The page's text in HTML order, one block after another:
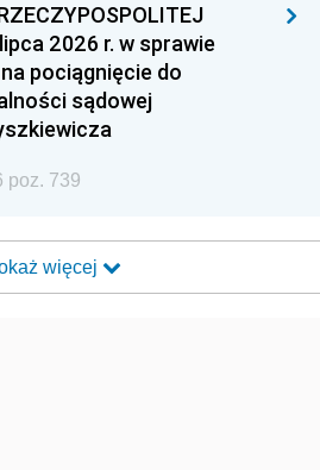
2026 r. w sprawie
pociągnięcie do
sądowej
poz. 739
więcej